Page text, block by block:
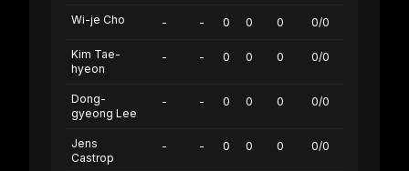
Wi-je Cho - - 0 0 0 0/0
Kim Tae-
hyeon
- - 0 0 0 0/0
Dong-
gyeong Lee
- - 0 0 0 0/0
Jens
Castrop
- - 0 0 0 0/0